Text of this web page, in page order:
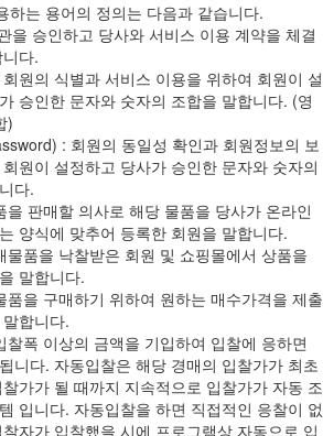
는 용어의 정의는 다음과 같습니다.
을 승인하고 당사와 서비스 이용 계약을 체결
다.
원의 식별과 서비스 이용을 위하여 회원이 설
승인한 문자와 숫자의 조합을 말합니다. (영
)
: 회원의 동일성 확인과 회원정보의 보
원이 설정하고 당사가 승인한 문자와 숫자의
다.
을 판매할 의사로 해당 물품을 당사가 온라인
양식에 맞추어 등록한 회원을 말합니다.
물품을 낙찰받은 회원 및 쇼핑몰에서 상품을
말합니다.
품을 구매하기 위하여 원하는 매수가격을 제출
합니다.
찰폭 이상의 금액을 기입하여 입찰에 응하면
니다. 자동입찰은 해당 경매의 입찰가가 최초
가가 될 때까지 지속적으로 입찰가가 자동 조
입니다. 자동입찰을 하면 직접적인 응찰이 없
자가 입찰했을 시에 프로그램상 자동으로 입